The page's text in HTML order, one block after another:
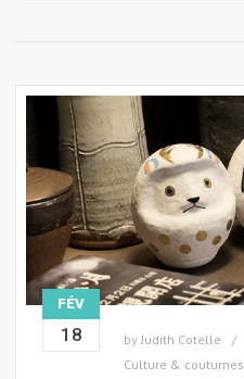
FÉV
18 by Judith Cotelle
Culture & coutumes